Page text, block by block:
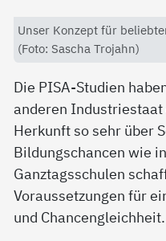
Unser Konzept für
(Foto: Sascha Trojahn)
Die PISA-Studien
anderen
Herkunft so sehr über
Bildungschancen wie
Ganztagsschulen
Voraussetzungen für
und Chancengleichheit.